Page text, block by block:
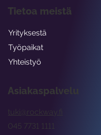
Asiakaspalvelu
tuki@rockway.fi
045 7731 1111
Tietoa meistä
Yrityksestä
Työpaikat
Yhteistyö